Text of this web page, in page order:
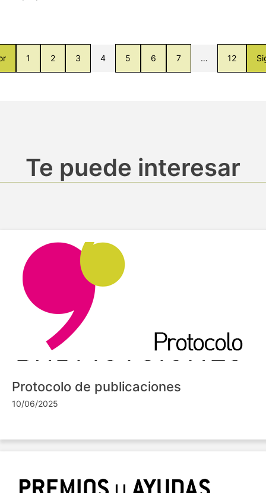
1 2 3 4 5 6 7 … 12
Te puede interesar
Protocolo de publicaciones
10/06/2025